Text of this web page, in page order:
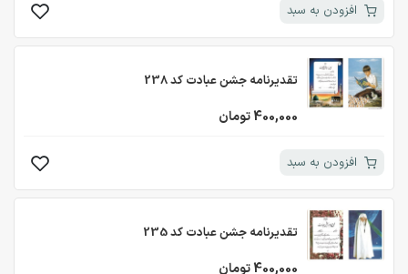
افزودن به سبد
تقدیرنامه جشن عبادت کد 238
400,000 تومان
افزودن به سبد
تقدیرنامه جشن عبادت کد 235
400,000 تومان